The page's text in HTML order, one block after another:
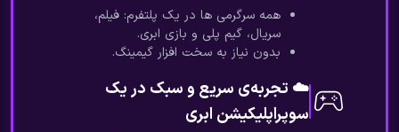
همه‌ سرگرمی ها در یک پلتفرم: فیلم،
سریال، گیم‌ پلی و بازی ابری.
بدون نیاز به سخت‌ افزار گیمینگ.
☁️ تجربه‌ی سریع و سبک در یک
سوپراپلیکیشن ابری